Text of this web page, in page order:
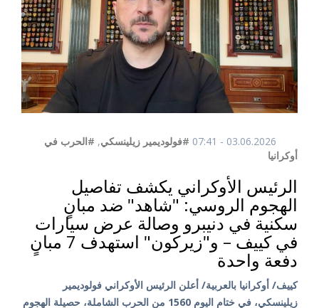
03.06.2026 - 07:41 #فولوديمير زيلينسكي, #الحرب في
أوكرانيا
الرئيس الأوكراني يكشف تفاصيل
الهجوم الروسي: "شاهد" ضد مبانٍ
سكنية في دنيبرو وصالة عرض سيارات
في كييف – و"زيركون" استهدف 7 مبانٍ
دفعة واحدة
كييف/ أوكرانيا بالعربية/ أعلن الرئيس الأوكراني فولوديمير
زيلينسكي، في ختام اليوم 1560 من الحرب الشاملة، حصيلة الهجوم